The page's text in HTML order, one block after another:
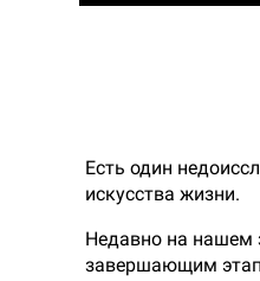
Есть один
искусства жизни.
Недавно на нашем
завершающим